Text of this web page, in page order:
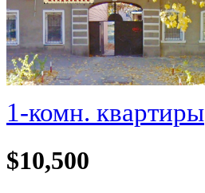
1-комн. квартиры
$10,500